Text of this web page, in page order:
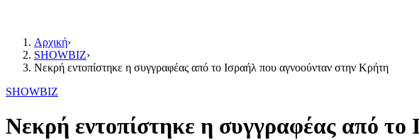
Αρχική›
SHOWBIZ›
Νεκρή εντοπίστηκε η συγγραφέας από το Ισραήλ που αγνοούνταν στην Κρήτη
SHOWBIZ
Νεκρή εντοπίστηκε η συγγραφέας από